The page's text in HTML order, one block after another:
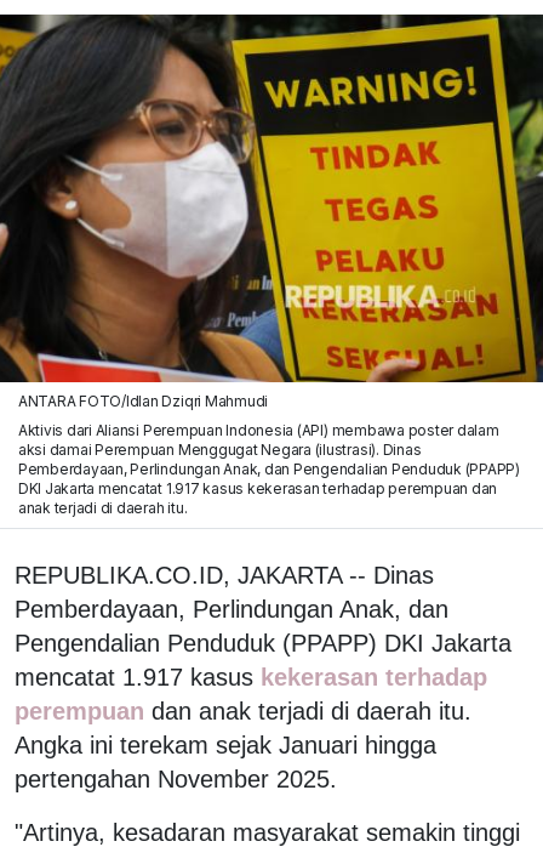
ANTARA FOTO/Idlan Dziqri Mahmudi
Aktivis dari Aliansi Perempuan Indonesia (API) membawa poster dalam
aksi damai Perempuan Menggugat Negara (ilustrasi). Dinas
Pemberdayaan, Perlindungan Anak, dan Pengendalian Penduduk (PPAPP)
DKI Jakarta mencatat 1.917 kasus kekerasan terhadap perempuan dan
anak terjadi di daerah itu.
REPUBLIKA.CO.ID, JAKARTA -- Dinas
Pemberdayaan, Perlindungan Anak, dan
Pengendalian Penduduk (PPAPP) DKI Jakarta
mencatat 1.917 kasus kekerasan terhadap
perempuan dan anak terjadi di daerah itu.
Angka ini terekam sejak Januari hingga
pertengahan November 2025.
"Artinya, kesadaran masyarakat semakin tinggi